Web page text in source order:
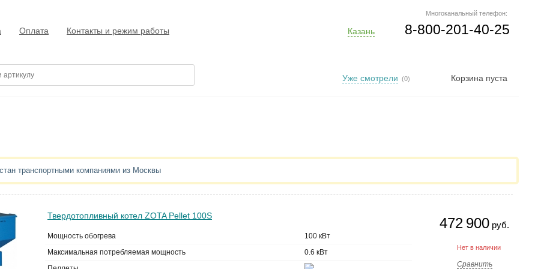
Многоканальный телефон:
8-800-201-40-25
Казань
Оплата Контакты и режим работы
Корзина пуста
Уже смотрели (0)
транспортными компаниями из Москвы
472 900 руб.
Нет в наличии
Сравнить
Твердотопливный котел ZOTA Pellet 100S
Мощность обогрева
100 кВт
Максимальная потребляемая мощность
0.6 кВт